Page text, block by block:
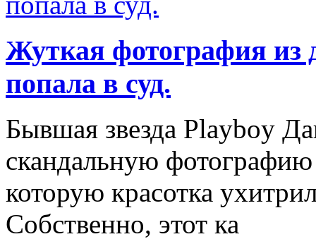
Жуткая фотография из
попала в суд.
Бывшая звезда Playboy
скандальную
которую красотка
Собственно, этот ка